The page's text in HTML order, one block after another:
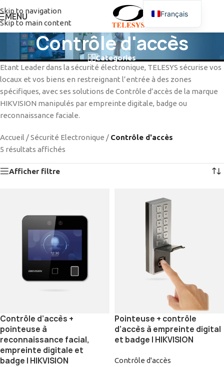
Skip to navigation
Skip to main content
MENU
Contrôle d'accès
Categories
Etant Leader dans la sécurité électronique, TELESYS sécurise vos
locaux et vos biens en restreignant l’entrée à des zones
spécifiques, avec ses solutions de Contrôle d’accès de la marque
HIKVISION manipulés par empreinte digitale, badge ou
reconnaissance faciale.
Accueil /Sécurité Electronique / Contrôle d'accès
5 résultats affichés
Afficher filtre
Contrôle d’accès +
pointeuse à
reconnaissance facial,
empreinte digitale et
badge | HIKVISION
Pointeuse + contrôle
d’accès à empreinte digital
et badge | HIKVISION
Contrôle d'accès
Français